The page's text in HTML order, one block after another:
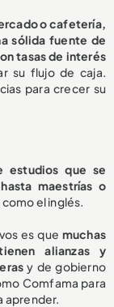
o cafetería,
sólida fuente de
tasas de interés
su flujo de caja.
para crecer su
estudios que se
maestrías o
el inglés.
es que muchas
alianzas y
y de gobierno
Comfama para
aprender.